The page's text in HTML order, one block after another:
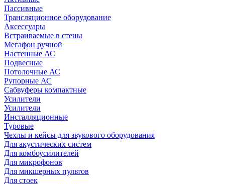
Пассивные
Трансляционное оборудование
Аксессуары
Встраиваемые в стены
Мегафон ручной
Настенные АС
Подвесные
Потолочные АС
Рупорные АС
Сабвуферы компактные
Усилители
Усилители
Инсталляционные
Туровые
Чехлы и кейсы для звукового оборудования
Для акустических систем
Для комбоусилителей
Для микрофонов
Для микшерных пультов
Для стоек